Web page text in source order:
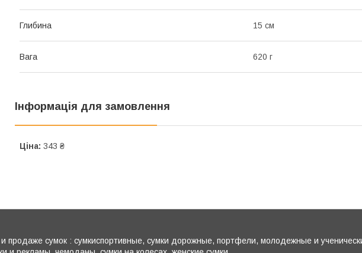
Глибина 15 см
Вага 620 г
Інформація для замовлення
Ціна: 343 ₴
продаже сумок : сумкиспортивные, сумки дорожные, портфели, молодежные и